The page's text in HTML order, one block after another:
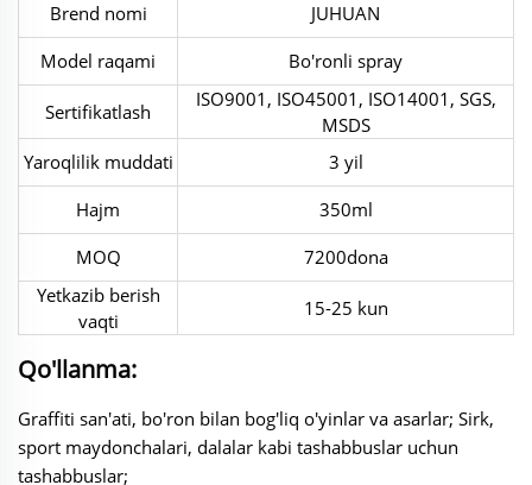
Brend nomi
JUHUAN
Model raqami
Bo'ronli spray
Sertifikatlash
ISO9001, ISO45001, ISO14001, SGS,
MSDS
Yaroqlilik muddati
3 yil
Hajm
350ml
MOQ
7200dona
Yetkazib berish
vaqti
15-25 kun
Qo'llanma:
Graffiti san'ati, bo'ron bilan bog'liq o'yinlar va asarlar; Sirk,
sport maydonchalari, dalalar kabi tashabbuslar uchun
tashabbuslar;